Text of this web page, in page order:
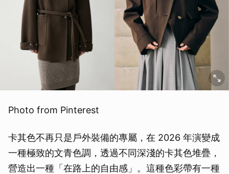
Photo from Pinterest
卡其色不再只是戶外裝備的專屬，在 2026 年演變成
一種極致的文青色調，透過不同深淺的卡其色堆疊，
營造出一種「在路上的自由感」。這種色彩帶有一種